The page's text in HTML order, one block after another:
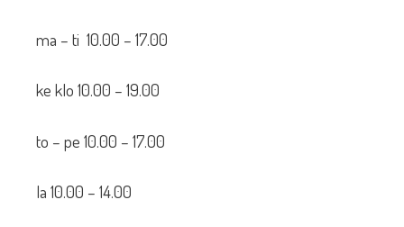
ma – ti 10.00 – 17.00
ke klo 10.00 – 19.00
to – pe 10.00 – 17.00
la 10.00 – 14.00